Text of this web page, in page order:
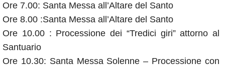
Ore 7.00: Santa Messa all’Altare del Santo
Ore 8.00 :Santa Messa all’Altare del Santo
Ore 10.00 : Processione dei “Tredici giri” attorno al
Santuario
Ore 10.30: Santa Messa Solenne – Processione con